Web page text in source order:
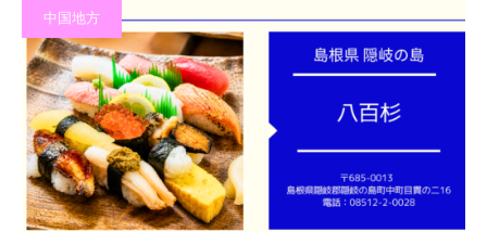
中国地方